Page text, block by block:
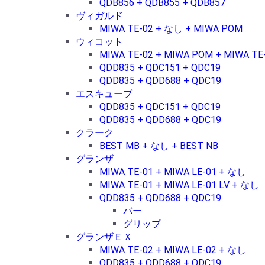
QDB856 + QDB855 + QDB857
ヴィガルド
MIWA TE-02 + なし + MIWA POM
ウィコット
MIWA TE-02 + MIWA POM + MIWA
QDD835 + QDC151 + QDC19
QDD835 + QDD688 + QDC19
エスキューブ
QDD835 + QDC151 + QDC19
QDD835 + QDD688 + QDC19
クラーク
BEST MB + なし + BEST NB
グランザ
MIWA TE-01 + MIWA LE-01 + なし
MIWA TE-01 + MIWA LE-01 LV + なし
QDD835 + QDD688 + QDC19
バー
グリップ
グランザＥＸ
MIWA TE-02 + MIWA LE-02 + なし